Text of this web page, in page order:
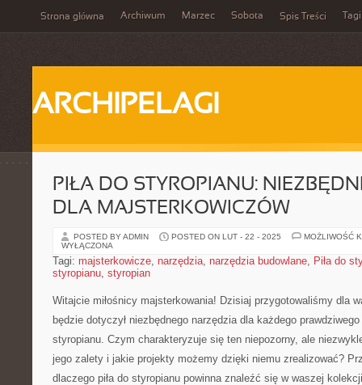
Strona główna Archiwum Marzec Sobota Spis Treści Tagi
ARCHIPELAGI
PIŁA DO STYROPIANU:
DLA MAJSTERKOWICZÓW
POSTED BY ADMIN POSTED ON LUT - 22 - 2025
MOŻLIWOŚĆ
WYŁĄCZONA
Tagi: majsterkowicze, narzędzia, narzędzia budowlane, Piła do
styropianu, styropian
Witajcie miłośnicy majsterkowania! Dzisiaj ‌przygotowaliśmy dla
będzie dotyczył niezbędnego narzędzia‍ dla każdego
styropianu. Czym charakteryzuje się ten niepozorny, ale
jego zalety i jakie projekty możemy dzięki niemu zrealizować?
dlaczego⁤ piła do styropianu powinna znaleźć się w waszej